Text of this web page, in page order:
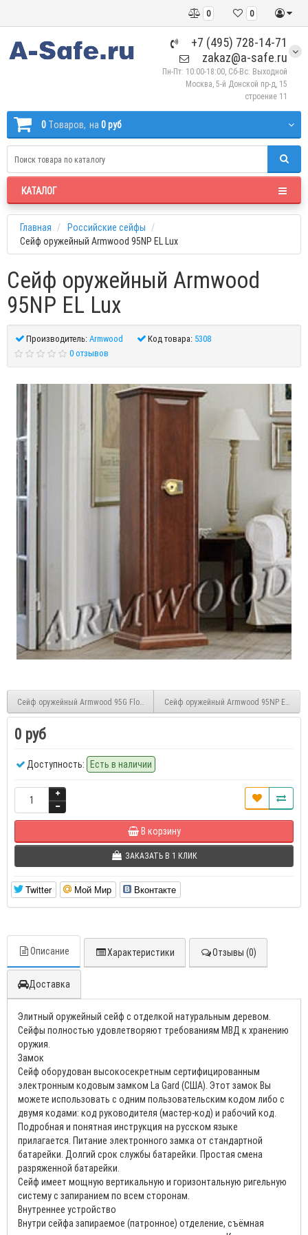
0
0
+7 (495) 728-14-71
zakaz@a-safe.ru
Пн-Пт: 10:00-18:00, Сб-Вс: Выходной
Москва, 5-й Донской пр-д, 15
строение 11
0 Tоваров, на 0 руб
КАТАЛОГ
Главная
Российские сейфы
Сейф оружейный Armwood 95NP EL Lux
Сейф оружейный Armwood
95NP EL Lux
Производитель:Armwood Код товара: 5308
0 отзывов
Сейф оружейный Armwood 95G Flock Сейф оружейный Armwood 95NP EL
0 руб
Доступность: Есть в наличии
В корзину
ЗАКАЗАТЬ В 1 КЛИК
Twitter Мой Мир Вконтакте
Описание Характеристики Отзывы (0)
Доставка
Элитный оружейный сейф с отделкой натуральным деревом.
Сейфы полностью удовлетворяют требованиям МВД к хранению
оружия.
Замок
Сейф оборудован высокосекретным сертифицированным
электронным кодовым замком La Gard (США). Этот замок Вы
можете использовать с одним пользовательским кодом либо с
двумя кодами: код руководителя (мастер-код) и рабочий код.
Подробная и понятная инструкция на русском языке
прилагается. Питание электронного замка от стандартной
батарейки. Долгий срок службы батарейки. Простая смена
разряженной батарейки.
Сейф имеет мощную вертикальную и горизонтальную ригельную
систему с запиранием по всем сторонам.
Внутреннее устройство
Внутри сейфа запираемое (патронное) отделение, съёмная